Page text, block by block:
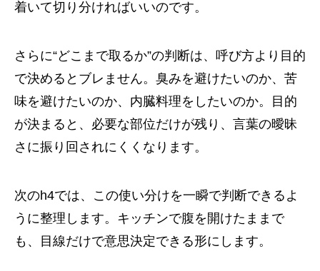
着いて切り分ければいいのです。
さらに“どこまで取るか”の判断は、呼び方より目的
で決めるとブレません。臭みを避けたいのか、苦
味を避けたいのか、内臓料理をしたいのか。目的
が決まると、必要な部位だけが残り、言葉の曖昧
さに振り回されにくくなります。
次のh4では、この使い分けを一瞬で判断できるよ
うに整理します。キッチンで腹を開けたままで
も、目線だけで意思決定できる形にします。